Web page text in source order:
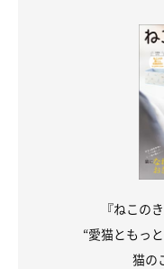
『ねこの
“愛猫ともっ
猫の